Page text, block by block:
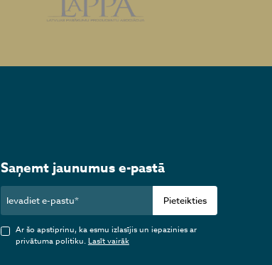
Saņemt jaunumus e-pastā
Pieteikties
Ar šo apstiprinu, ka esmu izlasījis un iepazinies ar
privātuma politiku.Lasīt vairāk